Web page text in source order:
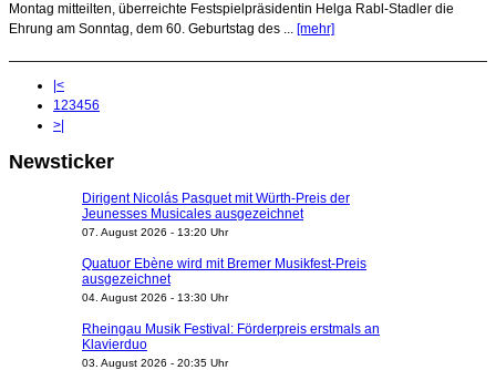
Montag mitteilten, überreichte Festspielpräsidentin Helga Rabl-Stadler die
Ehrung am Sonntag, dem 60. Geburtstag des ... [mehr]
|<
1 23456
>|
Newsticker
Dirigent Nicolás Pasquet mit Würth-Preis der
Jeunesses Musicales ausgezeichnet
07. August 2026 - 13:20 Uhr
Quatuor Ebène wird mit Bremer Musikfest-Preis
ausgezeichnet
04. August 2026 - 13:30 Uhr
Rheingau Musik Festival: Förderpreis erstmals an
Klavierduo
03. August 2026 - 20:35 Uhr